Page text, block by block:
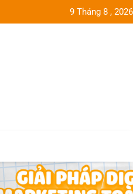
9 Tháng 8 , 2026